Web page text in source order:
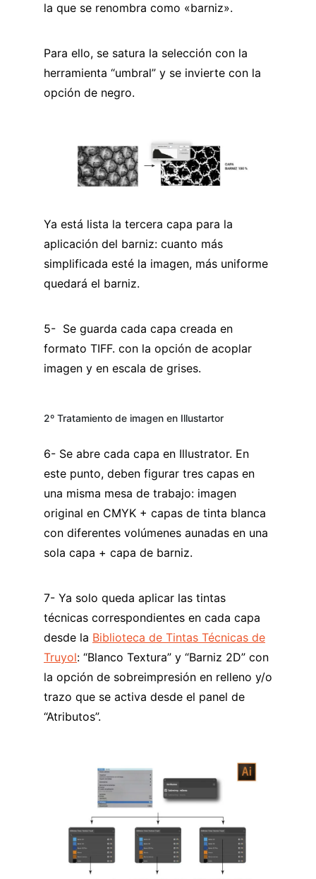
la que se renombra como «barniz».
Para ello, se satura la selección con la
herramienta “umbral” y se invierte con la
opción de negro.
Ya está lista la tercera capa para la
aplicación del barniz: cuanto más
simplificada esté la imagen, más uniforme
quedará el barniz.
5- Se guarda cada capa creada en
formato TIFF. con la opción de acoplar
imagen y en escala de grises.
2º Tratamiento de imagen en Illustartor
6- Se abre cada capa en Illustrator. En
este punto, deben figurar tres capas en
una misma mesa de trabajo: imagen
original en CMYK + capas de tinta blanca
con diferentes volúmenes aunadas en una
sola capa + capa de barniz.
7- Ya solo queda aplicar las tintas
técnicas correspondientes en cada capa
desde la Biblioteca de Tintas Técnicas de
Truyol: “Blanco Textura” y “Barniz 2D” con
la opción de sobreimpresión en relleno y/o
trazo que se activa desde el panel de
“Atributos”.